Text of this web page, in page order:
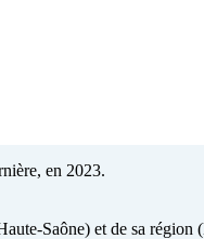
en 2023.
Saône) et de sa